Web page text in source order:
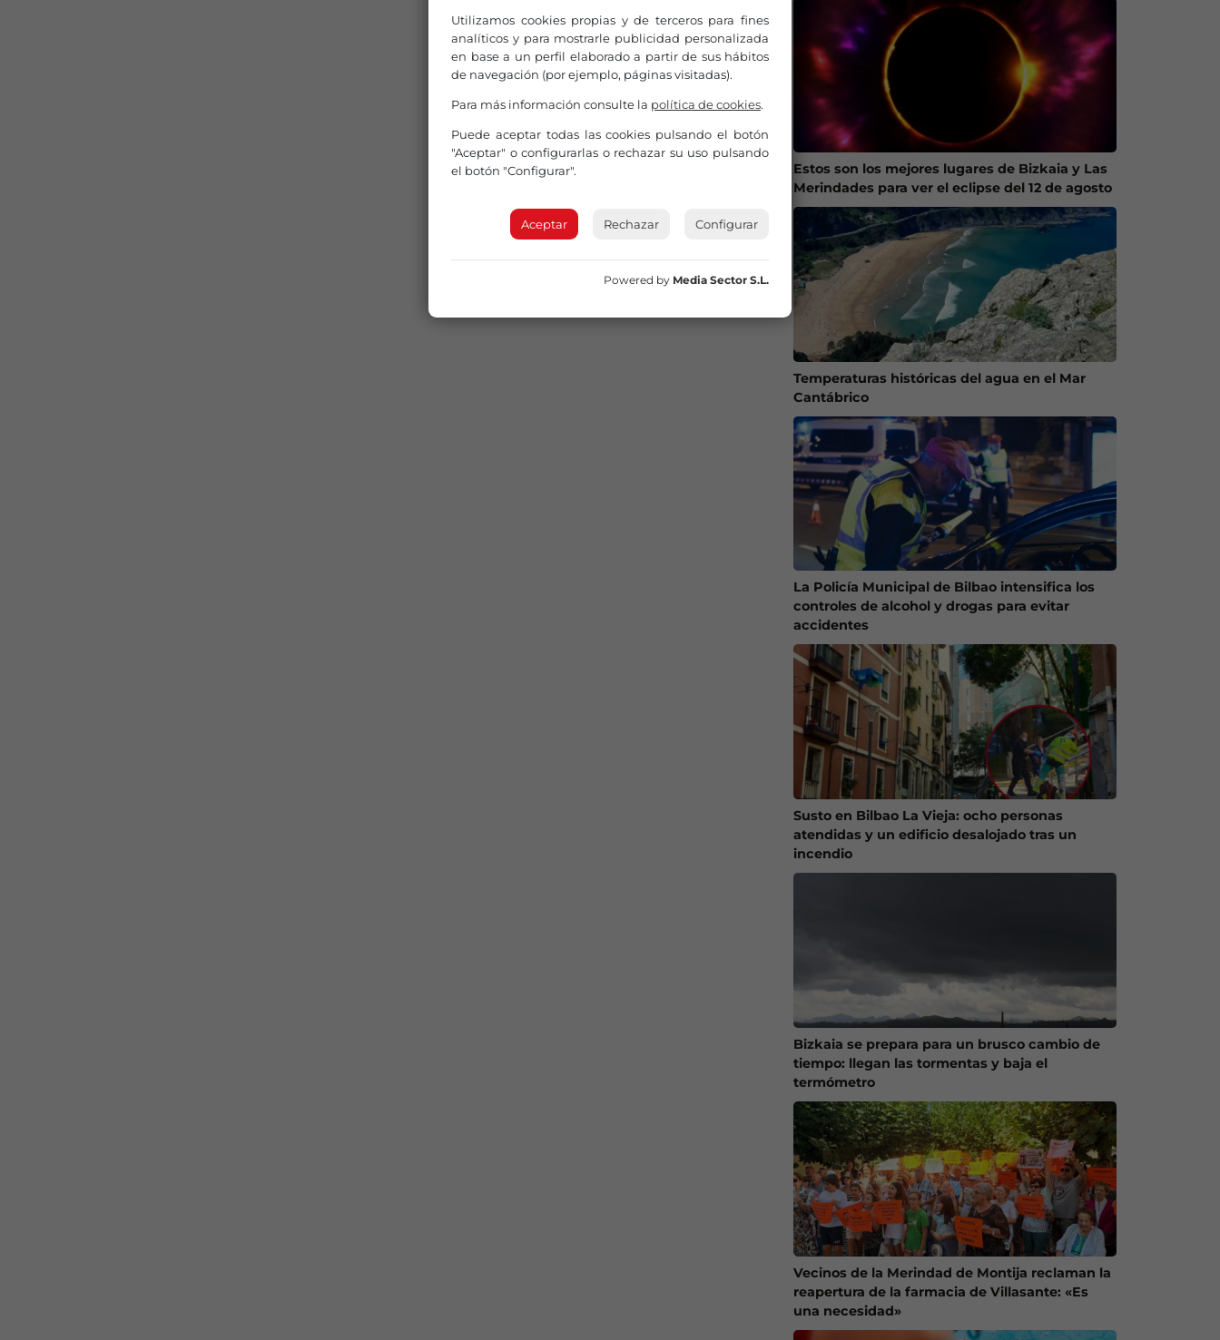
Estos son los mejores lugares de Bizkaia y Las
Merindades para ver el eclipse del 12 de agosto
Temperaturas históricas del agua en el Mar
Cantábrico
La Policía Municipal de Bilbao intensifica los
controles de alcohol y drogas para evitar
accidentes
Susto en Bilbao La Vieja: ocho personas
atendidas y un edificio desalojado tras un
incendio
Bizkaia se prepara para un brusco cambio de
tiempo: llegan las tormentas y baja el
termómetro
Vecinos de la Merindad de Montija reclaman la
reapertura de la farmacia de Villasante: «Es
una necesidad»
Utilizamos cookies propias y de terceros para fines
analíticos y para mostrarle publicidad personalizada
en base a un perfil elaborado a partir de sus hábitos
de navegación (por ejemplo, páginas visitadas).
Para más información consulte la política de cookies.
Puede aceptar todas las cookies pulsando el botón
"Aceptar" o configurarlas o rechazar su uso pulsando
el botón "Configurar".
Aceptar Rechazar Configurar
Powered by Media Sector S.L.